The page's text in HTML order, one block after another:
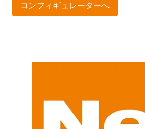
コンフィギュレーターへ